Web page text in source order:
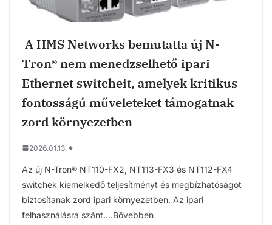
A HMS Networks bemutatta új N-
Tron® nem menedzselhető ipari
Ethernet switcheit, amelyek kritikus
fontosságú műveleteket támogatnak
zord környezetben
2026.01.13.
Az új N-Tron® NT110-FX2, NT113-FX3 és NT112-FX4
switchek kiemelkedő teljesítményt és megbízhatóságot
biztosítanak zord ipari környezetben. Az ipari
felhasználásra szánt….Bővebben